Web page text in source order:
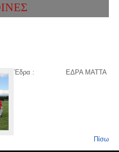
Έδρα :
ΕΔΡΑ ΜΑΤΤΑ
Πίσω